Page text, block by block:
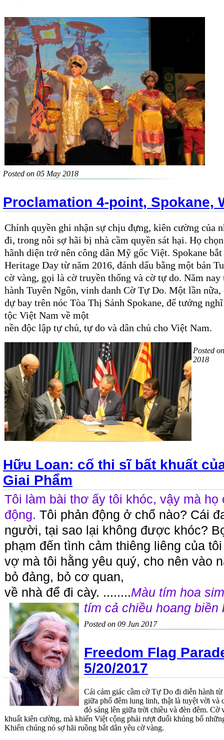
Posted on 05 May 2018
Proclamation 4-point, Spokane,
Chính quyền ghi nhận sự chịu đựng, kiên cường của
đi, trong nỗi sợ hãi bị nhà cầm quyền sát hại. Họ
hãnh diện trở nên công dân Mỹ gốc Việt. Spokane
Heritage Day từ năm 2016, đánh dấu bằng một bản
cờ vàng, gọi là cờ truyền thống và cờ tự do. Năm
hành Tuyên Ngôn, vinh danh Cờ Tự Do. Một lần
dự bay trên nóc Tòa Thị Sảnh Spokane, để tưởng
tộc Việt Nam về một
nền độc lập tự chủ, tự do và dân chủ cho Việt Nam.
Posted
2018
Hữu Loan: cố thi sĩ bất khuất
Giai Phẩm
Tôi làm bài thơ ấy tôi khóc, vậy mà họ
động. Tôi phản động ở chổ nào? Cái
người, tại sao lại không được khóc?
phạm đến tình cảm thiêng liêng của
vợ mà tôi hằng yêu quý, cho nên vào
bỏ đảng, bỏ cơ quan,
về nhà để đi cày. ........Màu tím hoa
tím cả chiều hoang biền
Posted on 09 Jun 2017
Freedom Flag
5/20/2017
Cái cảm giác cầm cờ Tự Do đi diễn hành
giữa phố đêm lung linh, thật là tuyệt vời và
đỏ sáng lên giữa trời chiều và đèn đêm. Cờ
khuất kiên cường, mà khiến Việt cộng phải rượt đuổi khủng bố
Khiến chúng nó sợ hãi ruồng bắt dân yêu cờ vàng.